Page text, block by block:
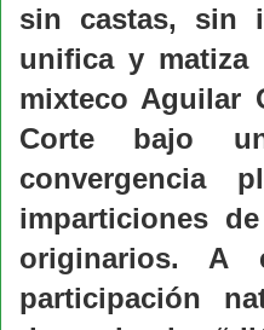
sin castas, sin
unifica y
mixteco Aguilar
Corte bajo
convergencia
imparticiones
originarios. A
participación